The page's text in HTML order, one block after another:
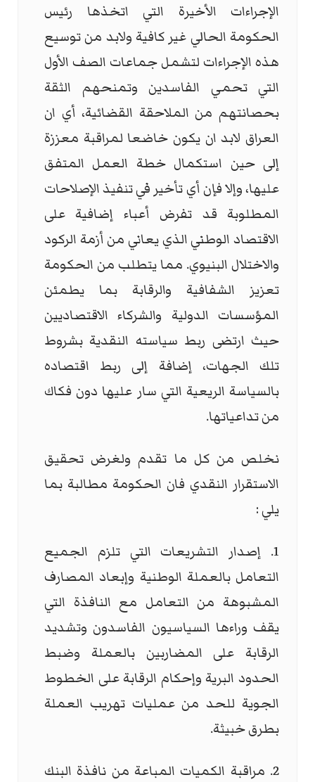
الإجراءات الأخيرة التي اتخذها رئيس
الحكومة الحالي غير كافية ولابد من توسيع
هذه الإجراءات لتشمل جماعات الصف الأول
التي تحمي الفاسدين وتمنحهم الثقة
بحصانتهم من الملاحقة القضائية، أي ان
العراق لابد ان يكون خاضعا لمراقبة معززة
إلى حين استكمال خطة العمل المتفق
عليها، وإلا فإن أي تأخير في تنفيذ الإصلاحات
المطلوبة قد تفرض أعباء إضافية على
الاقتصاد الوطني الذي يعاني من أزمة الركود
والاختلال البنيوي. مما يتطلب من الحكومة
تعزيز الشفافية والرقابة بما يطمئن
المؤسسات الدولية والشركاء الاقتصاديين
حيث ارتضى ربط سياسته النقدية بشروط
تلك الجهات، إضافة إلى ربط اقتصاده
بالسياسة الريعية التي سار عليها دون فكاك
من تداعياتها.
نخلص من كل ما تقدم ولغرض تحقيق
الاستقرار النقدي فان الحكومة مطالبة بما
يلي :
1. إصدار التشريعات التي تلزم الجميع
التعامل بالعملة الوطنية وإبعاد المصارف
المشبوهة من التعامل مع النافذة التي
يقف وراءها السياسيون الفاسدون وتشديد
الرقابة على المضاربين بالعملة وضبط
الحدود البرية وإحكام الرقابة على الخطوط
الجوية للحد من عمليات تهريب العملة
بطرق خبيثة.
2. مراقبة الكميات المباعة من نافذة البنك